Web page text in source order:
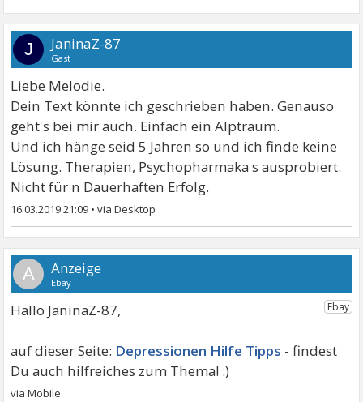
J JaninaZ-87
Gast
Liebe Melodie.
Dein Text könnte ich geschrieben haben. Genauso
geht's bei mir auch. Einfach ein Alptraum.
Und ich hänge seid 5 Jahren so und ich finde keine
Lösung. Therapien, Psychopharmaka s ausprobiert.
Nicht für n Dauerhaften Erfolg.
16.03.2019 21:09 •
A
Hallo JaninaZ-87,
Depressionen Hilfe Tipps